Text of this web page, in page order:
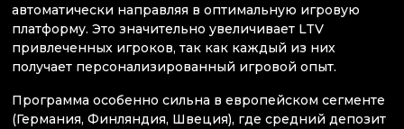
автоматически направляя в оптимальную игровую
платформу. Это значительно увеличивает LTV
привлеченных игроков, так как каждый из них
получает персонализированный игровой опыт.
Программа особенно сильна в европейском сегменте
(Германия, Финляндия, Швеция), где средний депозит